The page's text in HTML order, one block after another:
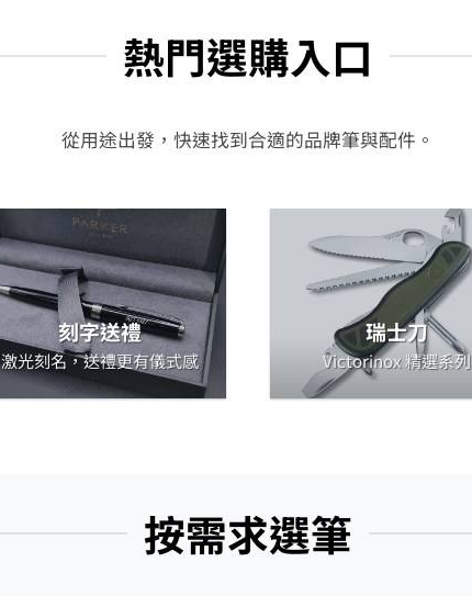
熱門選購入口
從用途出發，快速找到合適的品牌筆與配件。
刻字送禮
激光刻名，送禮更有儀式感
瑞士刀
Victorinox 精選系列
按需求選筆